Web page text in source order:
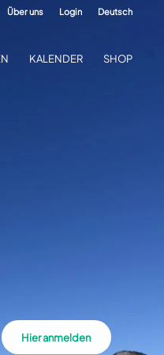
Hier anmelden
Über uns Login Deutsch
KALENDER SHOP